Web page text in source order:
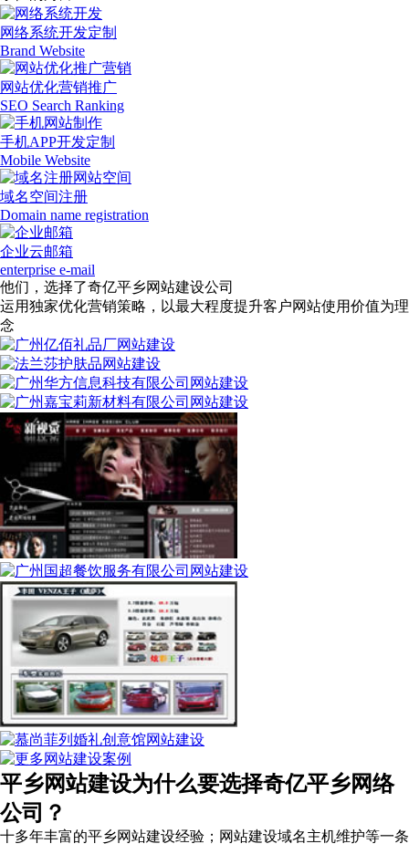
网络系统开发定制
Brand Website
网站优化营销推广
SEO Search Ranking
手机APP开发定制
Mobile Website
域名空间注册
Domain name registration
企业云邮箱
enterprise e-mail
他们，选择了奇亿平乡网站建设公司
运用独家优化营销策略，以最大程度提升客户网站使用价值为理
念
平乡网站建设为什么要选择奇亿平乡网络
公司？
十多年丰富的平乡网站建设经验；网站建设域名主机维护等一条